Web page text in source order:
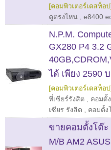
[คอมพิวเตอร์เดสท็อ
ดูตรงไหน
e8400
N.P.M.
GX280 P4 3.2
ได้ เพียง 2590
[คอมพิวเตอร์เดสท็อ
ที่เซียร์รังสิต
คอมตั้
เซียร รังสิต
คอมตั้ง
ขายคอมตั้งโต๊ะ
M/B AM2